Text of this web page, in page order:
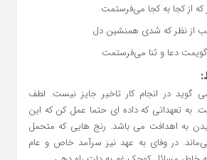
که از کجا به کجا می‌فرستمت
از نظر که شدی همنشین دل
دعا و ثنا می‌فرستمت
گوید در انجام کار تاخیر جایز نیست. لطف
به تعهداتی که داده ای حتما عمل کن که این
به اهدافت می باشد. رنج هایی که متحمل
در وفای به عهد نیز سرآمد خاص و عام